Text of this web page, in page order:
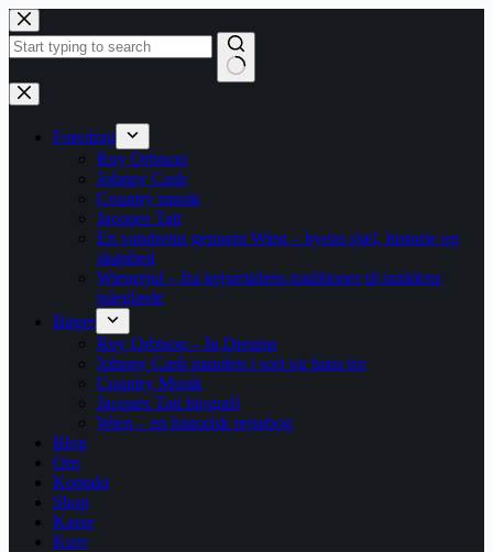
Fortsæt
til
indhold
Ingen
resultater
Foredrag
Roy Orbison
Johnny Cash
Country musik
Jacques Tati
En vandretur gennem Wien – byens sjæl, historie og
skønhed
Wienerjul – fra kejsertidens traditioner til nutidens
juleglæde
Bøger
Roy Orbison – In Dreams
Johnny Cash manden i sort og hans tro
Country Musik
Jacques Tati biografi
Wien – en historisk rejsebog
Blog
Om
Kontakt
Shop
Kasse
Kurv